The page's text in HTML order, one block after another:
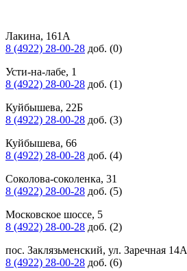
Лакина, 161А
8 (4922) 28-00-28 доб. (0)
Усти-на-лабе, 1
8 (4922) 28-00-28 доб. (1)
Куйбышева, 22Б
8 (4922) 28-00-28 доб. (3)
Куйбышева, 66
8 (4922) 28-00-28 доб. (4)
Соколова-соколенка, 31
8 (4922) 28-00-28 доб. (5)
Московское шоссе, 5
8 (4922) 28-00-28 доб. (2)
пос. Заклязьменский, ул. Заречная 14А
8 (4922) 28-00-28 доб. (6)